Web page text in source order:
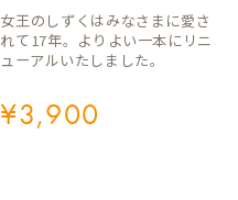
女王のしずくはみなさまに愛さ
れて17年。よりよい一本にリニ
ューアルいたしました。
¥3,900